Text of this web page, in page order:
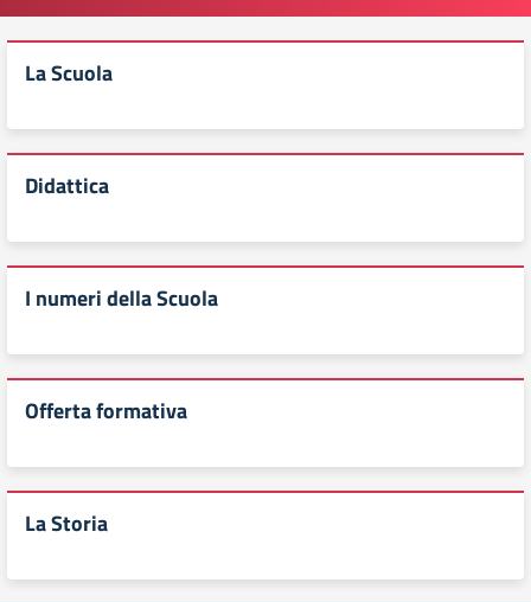
La Scuola
Didattica
I numeri della Scuola
Offerta formativa
La Storia